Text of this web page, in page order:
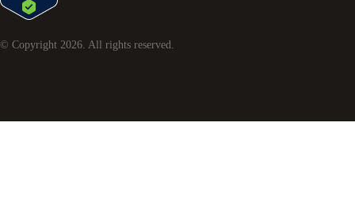
© Copyright 2026 . All rights reserved.